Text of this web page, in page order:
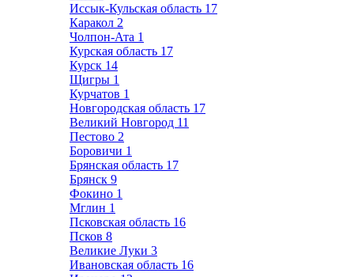
Иссык-Кульская область 17
Каракол 2
Чолпон-Ата 1
Курская область 17
Курск 14
Щигры 1
Курчатов 1
Новгородская область 17
Великий Новгород 11
Пестово 2
Боровичи 1
Брянская область 17
Брянск 9
Фокино 1
Мглин 1
Псковская область 16
Псков 8
Великие Луки 3
Ивановская область 16